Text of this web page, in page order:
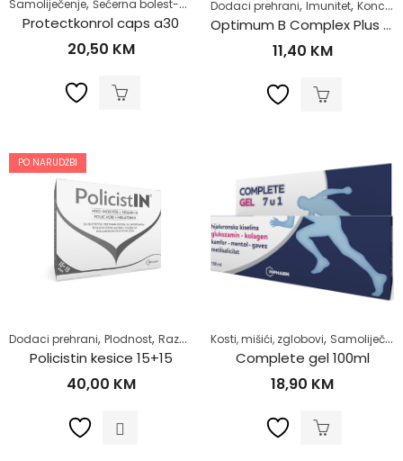
Samoliječenje, Šećerna bolest-dijabetes ,Zdrav život
Protectkonrol caps a30
20,50 KM
Dodaci prehrani, Imunitet, Koncentracija i pamćenje
Optimum B Complex Plus a30
11,40 KM
PO NARUDŽBI
Dodaci prehrani, Plodnost, Razno Samoliječenje ,Za vegane i
Policistin kesice 15+15
40,00 KM
Kosti, mišići, zglobovi, Samoliječenje
Complete gel 100ml
18,90 KM